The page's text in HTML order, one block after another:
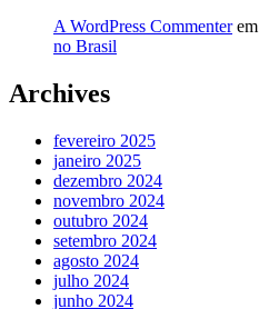
A WordPress Commenterem
no Brasil
Archives
fevereiro 2025
janeiro 2025
dezembro 2024
novembro 2024
outubro 2024
setembro 2024
agosto 2024
julho 2024
junho 2024